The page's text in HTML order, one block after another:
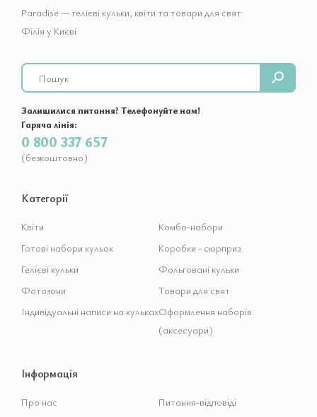
Paradise — гелієві кульки, квіти та товари для свят
Філія у Києві
Search
Залишилися питання? Телефонуйте нам!
Гаряча лінія:
0 800 337 657
(безкоштовно)
Категорії
Квіти
Комбо-набори
Готові набори кульок
Коробки - сюрприз
Гелієві кульки
Фольговані кульки
Фотозони
Товари для свят
Індивідуальні написи на кулькахОформлення наборів
(аксесуари)
Інформація
Про нас
Питання-відповіді